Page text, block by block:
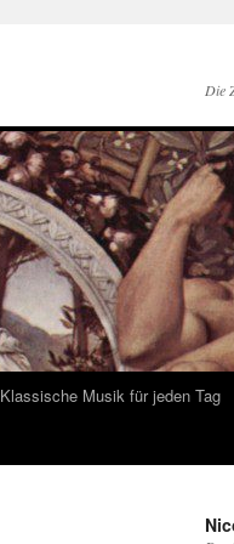
Die
Klassische Musik für jeden Tag